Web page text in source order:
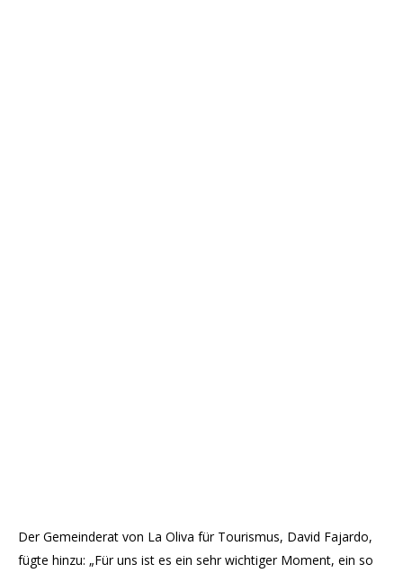
Der Gemeinderat von La Oliva für Tourismus, David Fajardo,
fügte hinzu: „Für uns ist es ein sehr wichtiger Moment, ein so